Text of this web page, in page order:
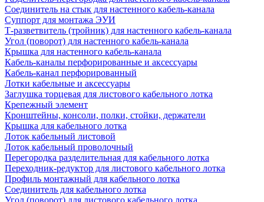
Соединитель на стык для настенного кабель-канала
Суппорт для монтажа ЭУИ
Т-разветвитель (тройник) для настенного кабель-канала
Угол (поворот) для настенного кабель-канала
Крышка для настенного кабель-канала
Кабель-каналы перфорированные и аксессуары
Кабель-канал перфорированный
Лотки кабельные и аксессуары
Заглушка торцевая для листового кабельного лотка
Крепежный элемент
Кронштейны, консоли, полки, стойки, держатели
Крышка для кабельного лотка
Лоток кабельный листовой
Лоток кабельный проволочный
Перегородка разделительная для кабельного лотка
Переходник-редуктор для листового кабельного лотка
Профиль монтажный для кабельного лотка
Соединитель для кабельного лотка
Угол (поворот) для листового кабельного лотка